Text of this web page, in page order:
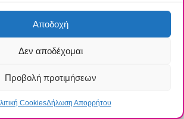
Αποδοχή
Δεν αποδέχομαι
Προβολή προτιμήσεων
CookiesΔήλωση Απορρήτου
οι βασικές έννοιες/
και αναλύεται η έννοια της
διεξοδικά τα χαρακτηριστικά
στην αξιοποίηση των δεδομένων της
ανάλυση κινδύνου. Στο δεύτερο
οι βασικές έννοιες της